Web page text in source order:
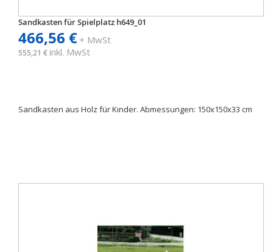
Sandkasten für Spielplatz h649_01
466,56 €+ MwSt
555,21 € inkl. MwSt
Sandkasten aus Holz für Kinder. Abmessungen: 150x150x33 cm